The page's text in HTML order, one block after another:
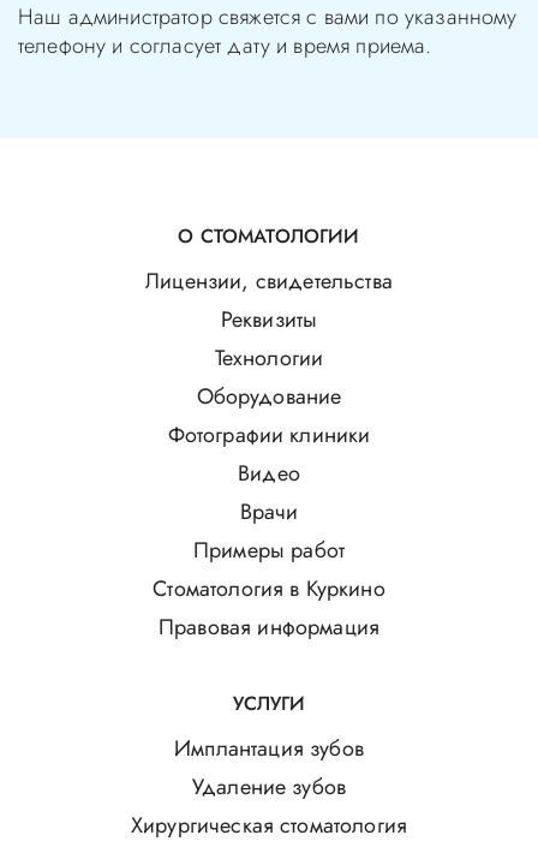
Наш администратор свяжется с вами по указанному
телефону и согласует дату и время приема.
О СТОМАТОЛОГИИ
Лицензии, свидетельства
Реквизиты
Технологии
Оборудование
Фотографии клиники
Видео
Врачи
Примеры работ
Стоматология в Куркино
Правовая информация
УСЛУГИ
Имплантация зубов
Удаление зубов
Хирургическая стоматология